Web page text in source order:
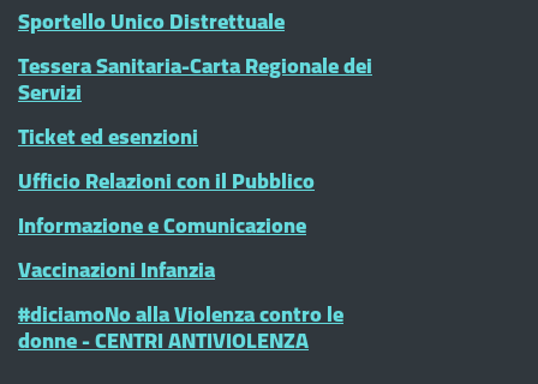
Sportello Unico Distrettuale
Tessera Sanitaria-Carta Regionale dei
Servizi
Ticket ed esenzioni
Ufficio Relazioni con il Pubblico
Informazione e Comunicazione
Vaccinazioni Infanzia
#diciamoNo alla Violenza contro le
donne - CENTRI ANTIVIOLENZA